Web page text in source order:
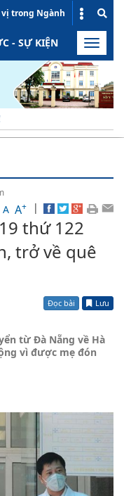
vị trong Ngành
- SỰ KIỆN HOẠT
Toggle
A A+ |
thứ 122
trở về quê
Đọc bài Lưu
từ Đà Nẵng về Hà
vì được mẹ đón